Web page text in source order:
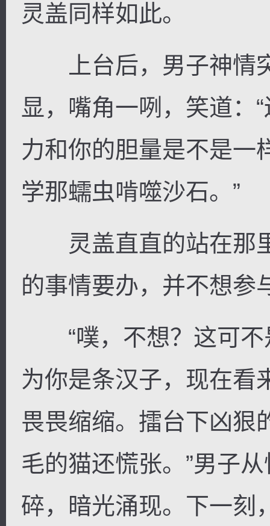
灵盖同样如此。
上台后，男子神情
显，嘴角一咧，笑道：
力和你的胆量是不是一
学那蠕虫啃噬沙石。”
灵盖直直的站在那里
的事情要办，并不想参
“噗，不想？这可不
为你是条汉子，现在看
畏畏缩缩。擂台下凶狠
毛的猫还慌张。”男子
碎，暗光涌现。下一刻